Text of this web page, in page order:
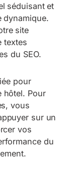
séduisant et
dynamique.
site
textes
du SEO.
pour
hôtel. Pour
vous
sur un
vos
du